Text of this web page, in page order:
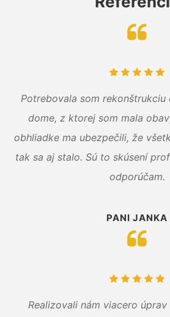
Potrebovala som
dome, z ktorej som mala
obhliadke ma ubezpečili, že
tak sa aj stalo. Sú to skúsení
odporúčam.
PANI JANKA
Realizovali nám viacero